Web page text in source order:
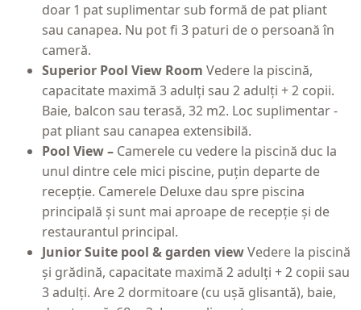
doar 1 pat suplimentar sub formă de pat pliant
sau canapea. Nu pot fi 3 paturi de o persoană în
cameră.
Superior Pool View Room Vedere la piscină,
capacitate maximă 3 adulți sau 2 adulți + 2 copii.
Baie, balcon sau terasă, 32 m2. Loc suplimentar -
pat pliant sau canapea extensibilă.
Pool View – Camerele cu vedere la piscină duc la
unul dintre cele mici piscine, puțin departe de
recepție. Camerele Deluxe dau spre piscina
principală și sunt mai aproape de recepție și de
restaurantul principal.
Junior Suite pool & garden viewVedere la piscină
și grădină, capacitate maximă 2 adulți + 2 copii sau
3 adulți. Are 2 dormitoare (cu ușă glisantă), baie,